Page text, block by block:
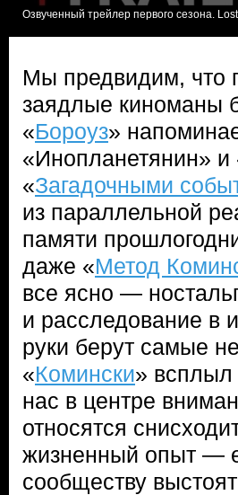
Озвученный трейлер первого сезона.
Мы предвидим, что
заядлые киноманы
«Бороуз»
«Инопланетянин»
«Загадочными
из параллельной
памяти
даже «Метод
все ясно —
и расследование в
руки берут самые
«Комински» всплыл
нас в центре
относятся
жизненный опыт —
сообществу